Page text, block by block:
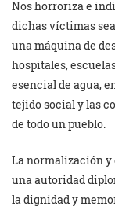
Nos horroriza e
dichas víctimas
una máquina de
hospitales,
esencial de agua,
tejido social y las
de todo un pueblo.
La normalización y
una autoridad
la dignidad y